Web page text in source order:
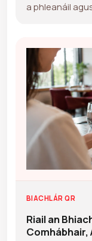
a phleanáil
BIACHLÁR QR
Riail an
Comhábhair,